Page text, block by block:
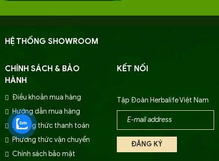
HỆ THỐNG SHOWROOM
CHÍNH SÁCH & BẢO
HÀNH
Điều khoản mua hàng
Hướng dẫn mua hàng
Phương thức thanh toán
Phương thức vận chuyển
Chính sách bảo mật
KẾT NỐI
Tập Đoàn Herbalife Việt Nam